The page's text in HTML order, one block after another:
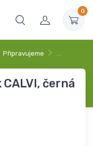
0
Připravujeme …
černá